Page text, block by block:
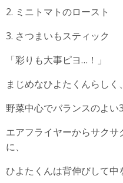
2. ミニトマトのロースト
3. さつまいもスティック
「彩りも大事ピヨ…！」
まじめなひよたくんらしく、
野菜中心でバランスのよい3
エアフライヤーからサク
に、
ひよたくんは背伸びして中